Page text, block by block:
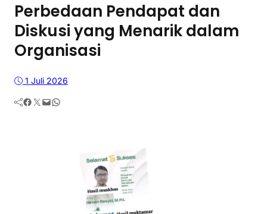
Perbedaan Pendapat dan
Diskusi yang Menarik dalam
Organisasi
1 Juli 2026
Facebook Twitter Mail WhatsApp